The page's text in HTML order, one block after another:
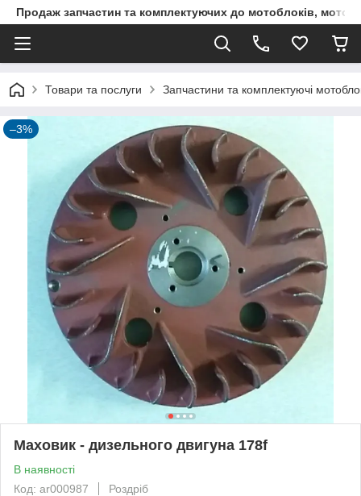
Продаж запчастин та комплектуючих до мотоблоків,
Товари та послуги Запчастини та комплектуючі
–3%
Маховик - дизельного двигуна 178f
В наявності
Код: ar000987
Роздріб